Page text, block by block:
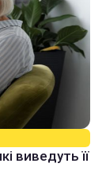
виведуть її